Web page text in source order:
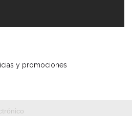
y promociones